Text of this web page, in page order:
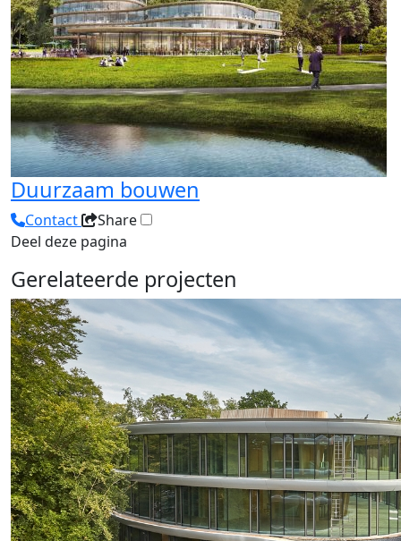
Duurzaam bouwen
Contact
Share
Deel deze pagina
Gerelateerde projecten